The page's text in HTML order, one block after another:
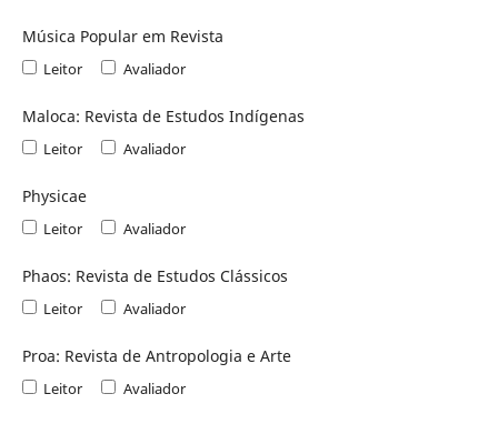
Música Popular em Revista
Leitor Avaliador
Maloca: Revista de Estudos Indígenas
Leitor Avaliador
Physicae
Leitor Avaliador
Phaos: Revista de Estudos Clássicos
Leitor Avaliador
Proa: Revista de Antropologia e Arte
Leitor Avaliador